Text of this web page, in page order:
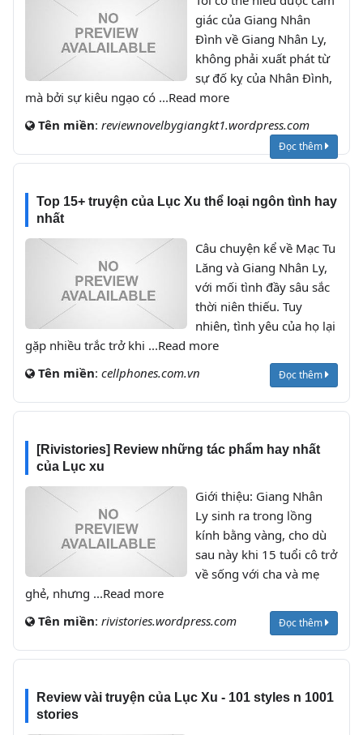
giác của Giang Nhân
Đình về Giang Nhân Ly,
không phải xuất phát từ
sự đố kỵ của Nhân Đình,
mà bởi sự kiêu ngạo có ...Read more
Tên miền: reviewnovelbygiangkt1.wordpress.com
Đọc thêm
Top 15+ truyện của Lục Xu thể loại ngôn tình hay
nhất
Câu chuyện kể về Mạc Tu
Lăng và Giang Nhân Ly,
với mối tình đầy sâu sắc
thời niên thiếu. Tuy
nhiên, tình yêu của họ lại
gặp nhiều trắc trở khi ...Read more
Tên miền: cellphones.com.vn Đọc thêm
[Rivistories] Review những tác phẩm hay nhất
của Lục xu
Giới thiệu: Giang Nhân
Ly sinh ra trong lồng
kính bằng vàng, cho dù
sau này khi 15 tuổi cô trở
về sống với cha và mẹ
ghẻ, nhưng ...Read more
Tên miền: rivistories.wordpress.com Đọc thêm
Review vài truyện của Lục Xu - 101 styles n 1001
stories